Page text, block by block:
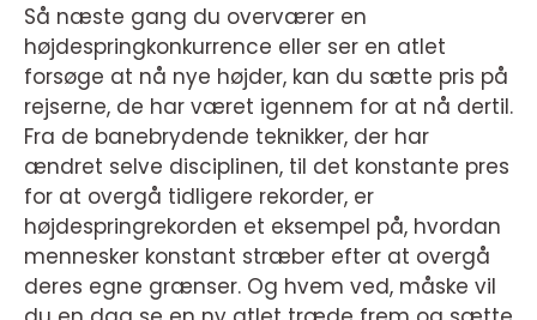
Så næste gang du overværer en
højdespringkonkurrence eller ser en atlet
forsøge at nå nye højder, kan du sætte pris på
rejserne, de har været igennem for at nå dertil.
Fra de banebrydende teknikker, der har
ændret selve disciplinen, til det konstante pres
for at overgå tidligere rekorder, er
højdespringrekorden et eksempel på, hvordan
mennesker konstant stræber efter at overgå
deres egne grænser. Og hvem ved, måske vil